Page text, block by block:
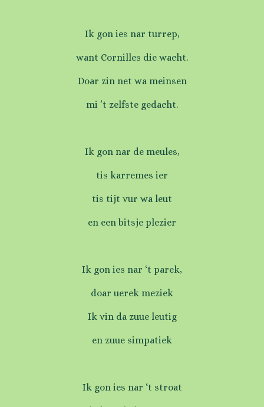
Ik gon ies nar turrep,
want Cornilles die wacht.
Doar zin net wa meinsen
mi ’t zelfste gedacht.
Ik gon nar de meules,
tis karremes ier
tis tijt vur wa leut
en een bitsje plezier
Ik gon ies nar ‘t parek,
doar uerek meziek
Ik vin da zuue leutig
en zuue simpatiek
Ik gon ies nar ‘t stroat